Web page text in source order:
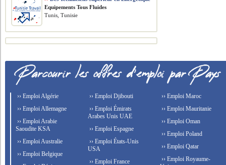
Equipements Tous Fluides
Tunis, Tunisie
›› Emploi Algérie
›› Emploi Allemagne
›› Emploi Arabie
Saoudite KSA
›› Emploi Australie
›› Emploi Belgique
›› Emploi Djibouti
›› Emploi Émirats
Arabes Unis UAE
›› Emploi Espagne
›› Emploi États-Unis
USA
›› Emploi France
›› Emploi Maroc
›› Emploi Mauritanie
›› Emploi Oman
›› Emploi Poland
›› Emploi Qatar
›› Emploi Royaume-